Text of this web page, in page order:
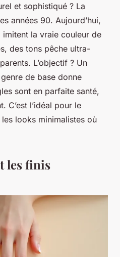
et sophistiqué ? La
années 90. Aujourd’hui,
la vraie couleur de
des tons pêche ultra-
L’objectif ? Un
de base donne
sont en parfaite santé,
C’est l’idéal pour le
looks minimalistes où
les finis